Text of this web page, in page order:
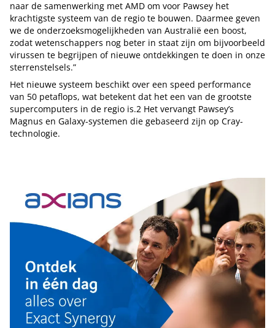
naar de samenwerking met AMD om voor Pawsey het
krachtigste systeem van de regio te bouwen. Daarmee geven
we de onderzoeksmogelijkheden van Australië een boost,
zodat wetenschappers nog beter in staat zijn om bijvoorbeeld
virussen te begrijpen of nieuwe ontdekkingen te doen in onze
sterrenstelsels.”
Het nieuwe systeem beschikt over een speed performance
van 50 petaflops, wat betekent dat het een van de grootste
supercomputers in de regio is.2 Het vervangt Pawsey’s
Magnus en Galaxy-systemen die gebaseerd zijn op Cray-
technologie.